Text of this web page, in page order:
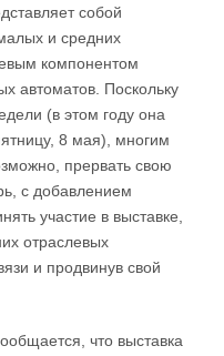
собой
и средних
компонентом
автоматов. Поскольку
(в этом году она
8 мая), многим
прервать свою
с добавлением
участие в выставке,
отраслевых
и продвинув свой
что выставка